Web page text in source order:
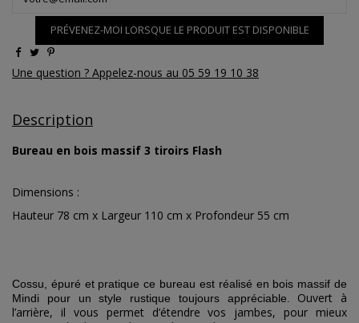
PRÉVENEZ-MOI LORSQUE LE PRODUIT EST DISPONIBLE
Une question ? Appelez-nous au 05 59 19 10 38
Description
Bureau en bois massif 3 tiroirs Flash
Dimensions :
Hauteur 78 cm x Largeur 110 cm x Profondeur 55 cm
Cossu, épuré et pratique ce bureau est réalisé en bois massif de
Mindi pour un style rustique toujours appréciable.
Ouvert à
l’arrière, il vous permet d’étendre vos jambes, pour mieux